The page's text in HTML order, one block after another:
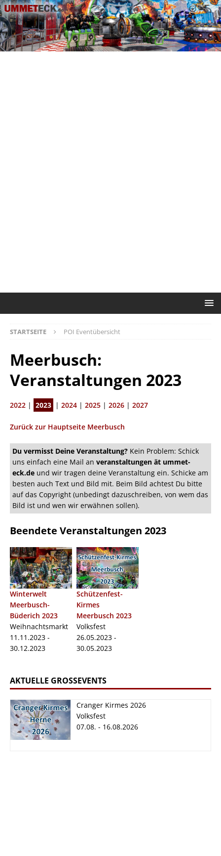
STARTSEITE POI Eventübersicht
Meerbusch:
Veranstaltungen 2023
2022 | 2023 | 2024 | 2025 | 2026 | 2027
Zurück zur Hauptseite Meerbusch
Du vermisst Deine Veranstaltung? Kein Problem: Schick
uns einfach eine Mail an veranstaltungen ät ummet-
eck.de und wir tragen deine Veranstaltung ein. Schicke am
besten auch Text und Bild mit. Beim Bild achtest Du bitte
auf das Copyright (unbedingt dazuschreiben, von wem das
Bild ist und wen wir erwähnen sollen).
Beendete Veranstaltungen 2023
Winterwelt
Meerbusch-
Büderich 2023
Weihnachtsmarkt
11.11.2023 -
30.12.2023
Schützenfest-
Kirmes
Meerbusch 2023
Volksfest
26.05.2023 -
30.05.2023
AKTUELLE GROSSEVENTS
Cranger Kirmes 2026
Volksfest
07.08. - 16.08.2026